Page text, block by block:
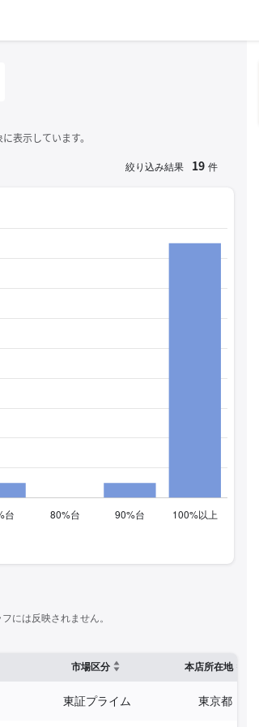
表示しています。
絞り込み結果 19 件
には反映されません。
市場区分 本店所在地
東証プライム 東京都